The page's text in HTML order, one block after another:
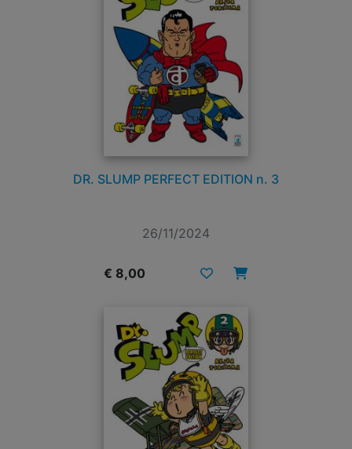
DR. SLUMP PERFECT EDITION n. 3
26/11/2024
€ 8,00